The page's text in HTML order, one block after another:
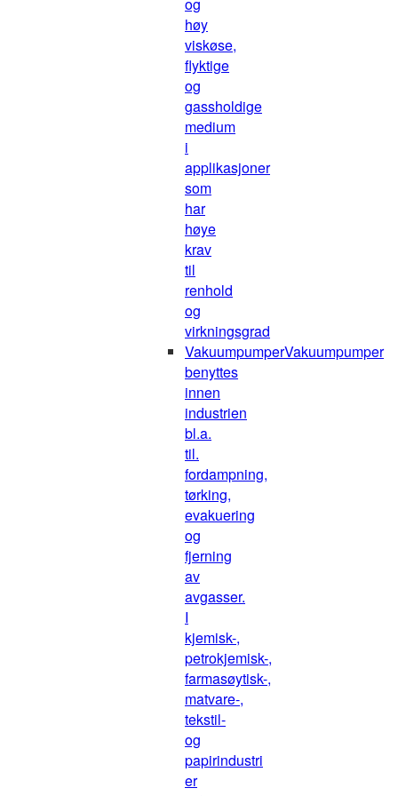
høy
viskøse,
flyktige
og
gassholdige
medium
i
applikasjoner
som
har
høye
krav
til
renhold
og
virkningsgrad
VakuumpumperVakuumpumper
benyttes
innen
industrien
bl.a.
til.
fordampning,
tørking,
evakuering
og
fjerning
av
avgasser.
I
kjemisk-,
petrokjemisk-,
farmasøytisk-,
matvare-,
tekstil-
og
papirindustri
er